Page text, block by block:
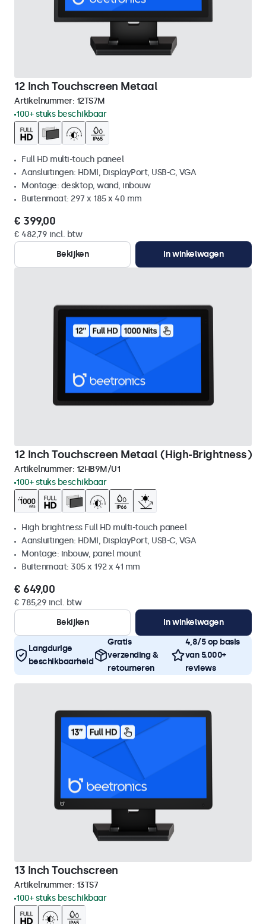
12 Inch Touchscreen Metaal
Artikelnummer: 12TS7M
100+ stuks beschikbaar
Full HD multi-touch paneel
Aansluitingen: HDMI, DisplayPort, USB-C, VGA
Montage: desktop, wand, inbouw
Buitenmaat: 297 x 185 x 40 mm
€ 399,00
€ 482,79 incl. btw
Bekijken
In winkelwagen
12 Inch Touchscreen Metaal (High-Brightness)
Artikelnummer: 12HB9M/U1
100+ stuks beschikbaar
High brightness Full HD multi-touch paneel
Aansluitingen: HDMI, DisplayPort, USB-C, VGA
Montage: inbouw, panel mount
Buitenmaat: 305 x 192 x 41 mm
€ 649,00
€ 785,29 incl. btw
Bekijken
In winkelwagen
Langdurige
beschikbaarheid
Gratis
verzending &
retourneren
4,8/5 op basis
van 5.000+
reviews
13 Inch Touchscreen
Artikelnummer: 13TS7
100+ stuks beschikbaar